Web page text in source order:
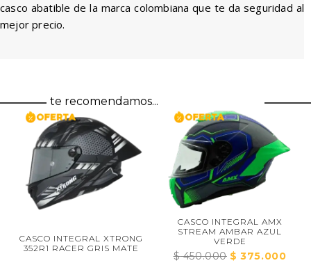
casco abatible de la marca colombiana que te da seguridad al
mejor precio.
te recomendamos...
CASCO INTEGRAL XTRONG
352R1 RACER GRIS MATE
CASCO INTEGRAL AMX
STREAM AMBAR AZUL
VERDE
450.000El
$ 375.000El